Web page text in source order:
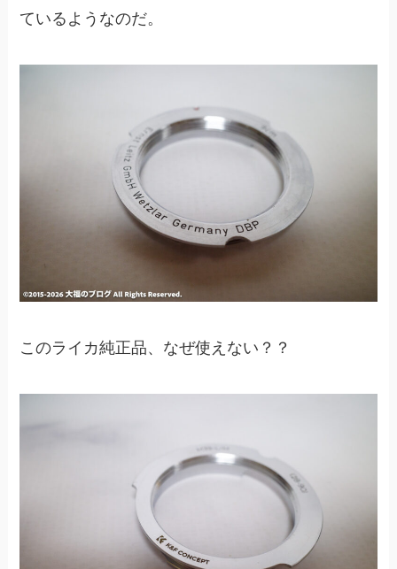
ているようなのだ。
このライカ純正品、なぜ使えない？？